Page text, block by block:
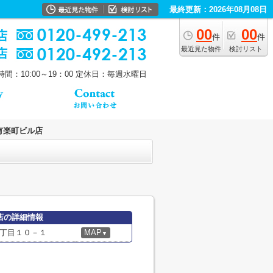
最終更新：2026年08月08日
00件
最近見た物件
00件
検討リスト
間：10:00～19：00 定休日：毎週水曜日
楽町ビル店
の詳細情報
目１０－１
MAP ▼